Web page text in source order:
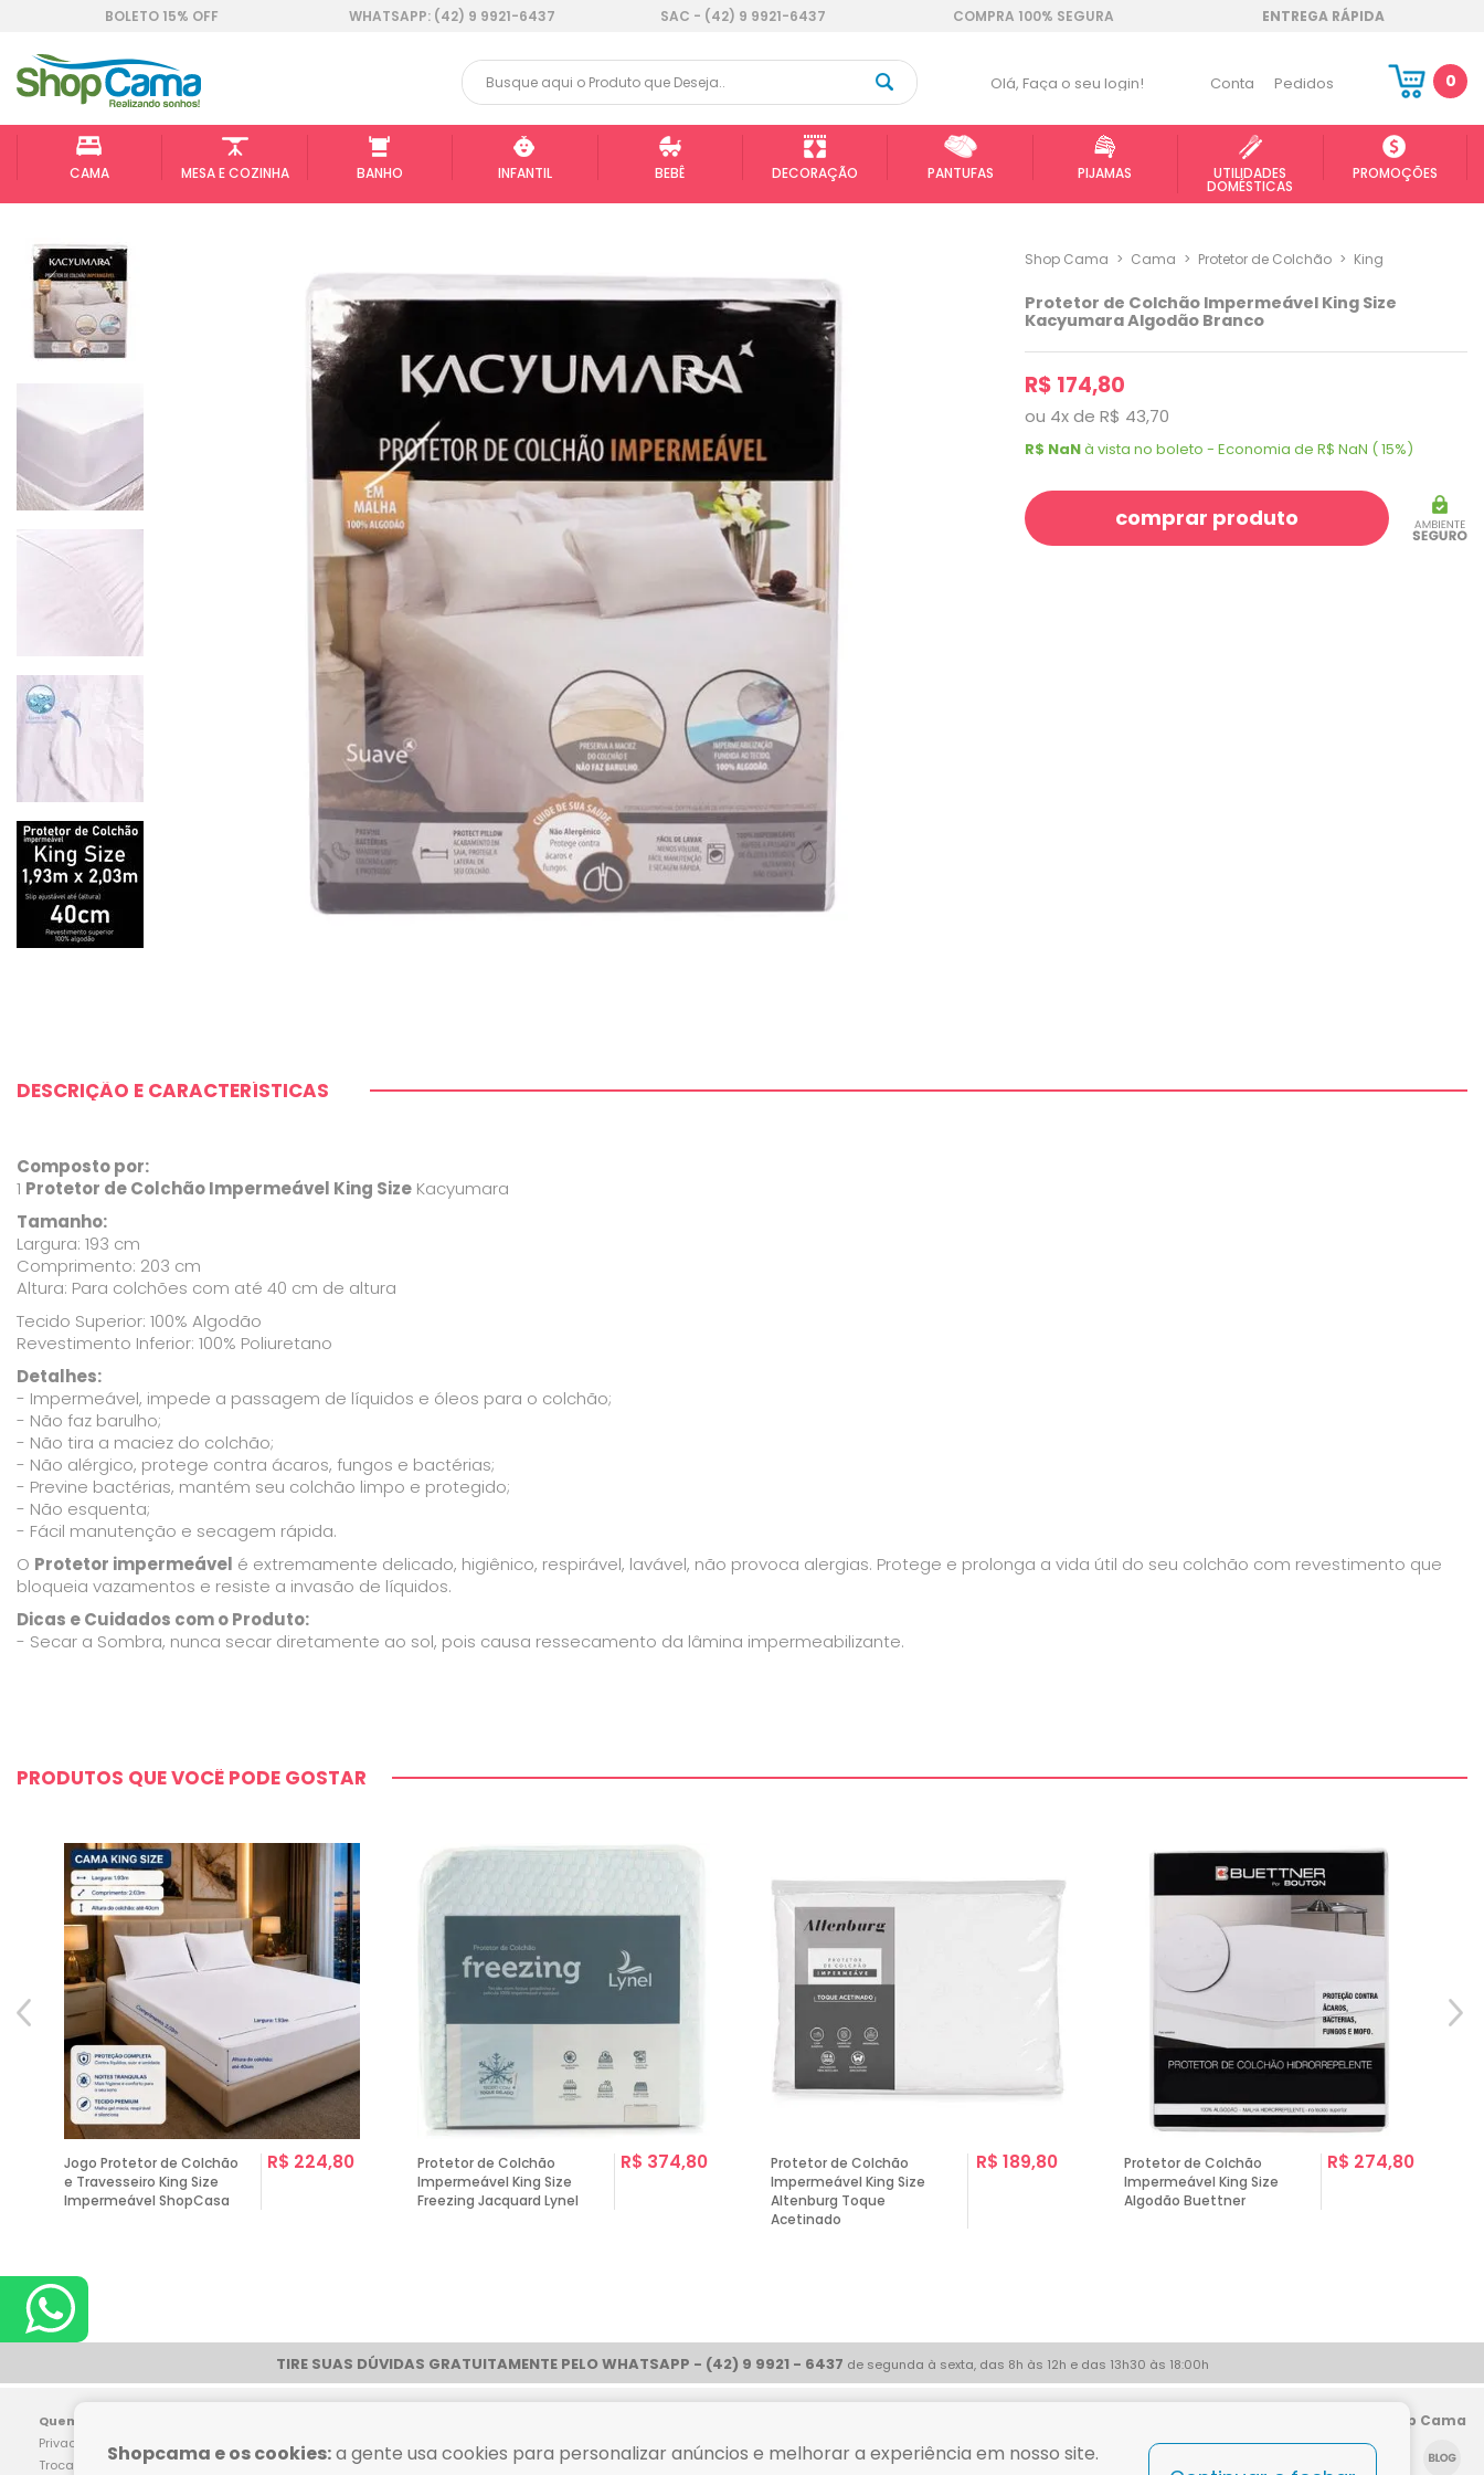
BOLETO 15% OFF WHATSAPP: (42) 9 9921-6437 SAC - (42) 9 9921-6437 COMPRA 100% SEGURA ENTREGA RÁPIDA
Olá, Faça o seu login! Conta Pedidos 0
CAMA MESA E COZINHA BANHO INFANTIL BEBÊ DECORAÇÃO PANTUFAS PIJAMAS UTILIDADES
DOMÉSTICAS
PROMOÇÕES
Shop Cama > Cama > Protetor de Colchão > King
Protetor de Colchão Impermeável King Size
Kacyumara Algodão Branco
R$ 174,80
ou 4xde R$ 43,70
R$ NaNà vista no boleto - Economia de R$ NaN ( 15%)
comprar produto
DESCRIÇÃO E CARACTERÍSTICAS
Composto por:
1 Protetor de Colchão Impermeável King Size Kacyumara
Tamanho:
Largura: 193 cm
Comprimento: 203 cm
Altura: Para colchões com até 40 cm de altura
Tecido Superior: 100% Algodão
Revestimento Inferior: 100% Poliuretano
Detalhes:
- Impermeável, impede a passagem de líquidos e óleos para o colchão;
- Não faz barulho;
- Não tira a maciez do colchão;
- Não alérgico, protege contra ácaros, fungos e bactérias;
- Previne bactérias, mantém seu colchão limpo e protegido;
- Não esquenta;
- Fácil manutenção e secagem rápida.
O Protetor impermeável é extremamente delicado, higiênico, respirável, lavável, não provoca alergias. Protege e prolonga a vida útil do seu colchão com revestimento que
bloqueia vazamentos e resiste a invasão de líquidos.
Dicas e Cuidados com o Produto:
- Secar a Sombra, nunca secar diretamente ao sol, pois causa ressecamento da lâmina impermeabilizante.
PRODUTOS QUE VOCÊ PODE GOSTAR
Jogo Protetor de Colchão
e Travesseiro King Size
Impermeável ShopCasa
R$ 224,80
Protetor de Colchão
Impermeável King Size
Freezing Jacquard Lynel
R$ 374,80
Protetor de Colchão
Impermeável King Size
Altenburg Toque
Acetinado
R$ 189,80
Protetor de Colchão
Impermeável King Size
Algodão Buettner
R$ 274,80
TIRE SUAS DÚVIDAS GRATUITAMENTE PELO WHATSAPP - (42) 9 9921 - 6437 de segunda à sexta, das 8h às 12h e das 13h30 às 18:00h
Quem Somos
Privacidade
Trocas e Devoluções
Como Comprar
Política de Frete
Siga a Shop Cama
Shopcama e os cookies:a gente usa cookies para personalizar anúncios e melhorar a experiência em nosso site.